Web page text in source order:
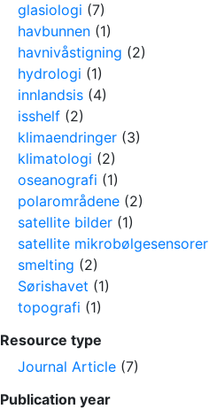
glasiologi (7)
havbunnen (1)
havnivåstigning (2)
hydrologi (1)
innlandsis (4)
isshelf (2)
klimaendringer (3)
klimatologi (2)
oseanografi (1)
polarområdene (2)
satellite bilder (1)
satellite mikrobølgesensorer
smelting (2)
Sørishavet (1)
topografi (1)
Resource type
Journal Article (7)
Publication year